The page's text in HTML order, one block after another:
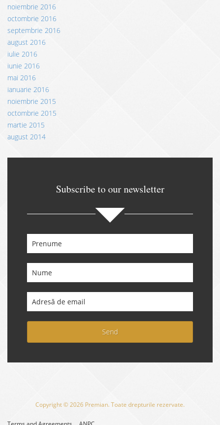
noiembrie 2016
octombrie 2016
septembrie 2016
august 2016
iulie 2016
iunie 2016
mai 2016
ianuarie 2016
noiembrie 2015
octombrie 2015
martie 2015
august 2014
Subscribe to our newsletter
Send
Copyright © 2026 Premian. Toate drepturile rezervate.